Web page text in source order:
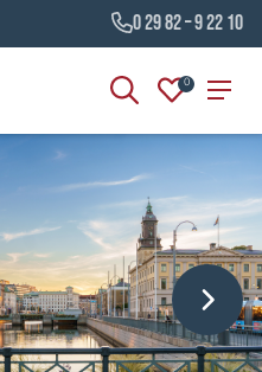
0 29 82 – 9 22 10
0